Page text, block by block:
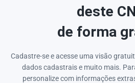
deste
de forma
Cadastre-se e acesse uma visão
dados cadastrais e muito mais.
personalize com informações